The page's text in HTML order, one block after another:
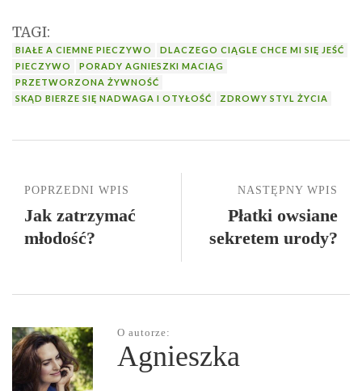
TAGI:
BIAŁE A CIEMNE PIECZYWO
DLACZEGO CIĄGLE CHCE MI SIĘ JEŚĆ
PIECZYWO
PORADY AGNIESZKI MACIĄG
PRZETWORZONA ŻYWNOŚĆ
SKĄD BIERZE SIĘ NADWAGA I OTYŁOŚĆ
ZDROWY STYL ŻYCIA
NASTĘPNY WPIS
Płatki owsiane
sekretem urody?
POPRZEDNI WPIS
Jak zatrzymać
młodość?
O autorze:
Agnieszka